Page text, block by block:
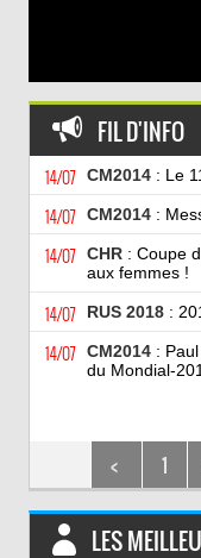
FIL D'INFO
14/07 CM2014: Le
14/07 CM2014:
14/07 CHR: Coupe
aux femmes !
14/07 RUS 2018:
14/07 CM2014: Paul
du Mondial-
< 1
LES